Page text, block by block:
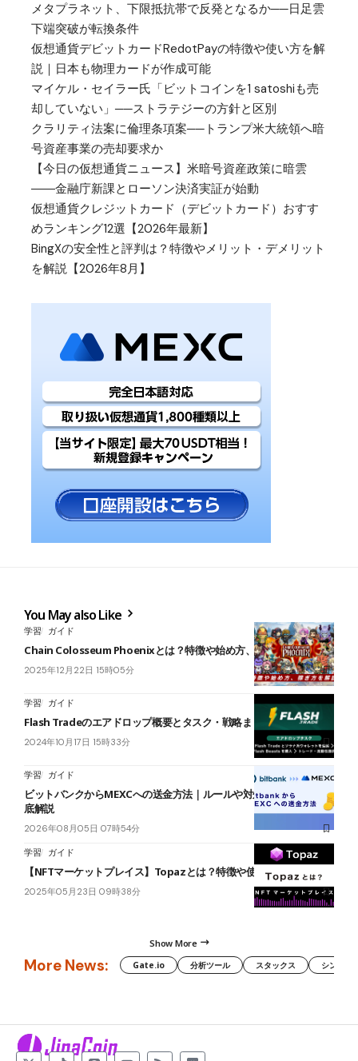
メタプラネット、下限抵抗帯で反発となるか──日足雲
下端突破が転換条件
仮想通貨デビットカードRedotPayの特徴や使い方を解
説｜日本も物理カードが作成可能
マイケル・セイラー氏「ビットコインを1 satoshiも売
却していない」──ストラテジーの方針と区別
クラリティ法案に倫理条項案──トランプ米大統領へ暗
号資産事業の売却要求か
【今日の仮想通貨ニュース】米暗号資産政策に暗雲
――金融庁新課とローソン決済実証が始動
仮想通貨クレジットカード（デビットカード）おすす
めランキング12選【2026年最新】
BingXの安全性と評判は？特徴やメリット・デメリット
を解説【2026年8月】
You May also Like
学習 ガイド
Chain Colosseum Phoenixとは？特徴や始め方、稼ぎ方を解説
2025年12月22日 15時05分
学習 ガイド
Flash Tradeのエアドロップ概要とタスク・戦略まとめ
2024年10月17日 15時33分
学習 ガイド
ビットバンクからMEXCへの送金方法｜ルールや対処法・注意点を徹
底解説
2026年08月05日 07時54分
学習 ガイド
【NFTマーケットプレイス】Topazとは？特徴や使い方を徹底解説
2025年05月23日 09時38分
Show More
More News: Gate.io 分析ツール スタックス シンボル